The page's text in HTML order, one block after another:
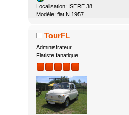
Localisation: ISERE 38
Modèle: fiat N 1957
TourFL
Administrateur
Fiatiste fanatique